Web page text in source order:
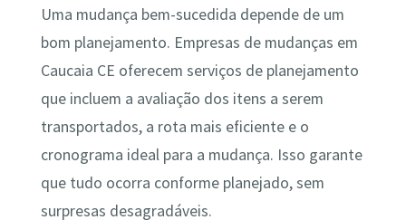
Uma mudança bem-sucedida depende de um
bom planejamento. Empresas de mudanças em
Caucaia CE oferecem serviços de planejamento
que incluem a avaliação dos itens a serem
transportados, a rota mais eficiente e o
cronograma ideal para a mudança. Isso garante
que tudo ocorra conforme planejado, sem
surpresas desagradáveis.